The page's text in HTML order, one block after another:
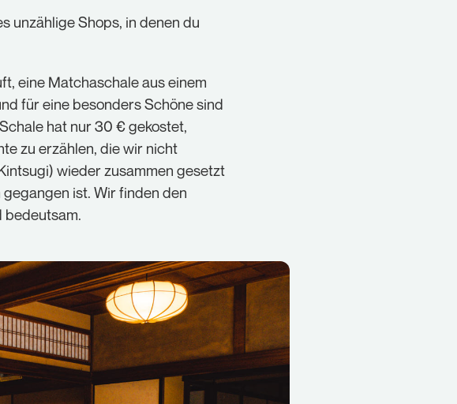
unzählige Shops, in denen du
eine Matchaschale aus einem
für eine besonders Schöne sind
hat nur 30 € gekostet,
zu erzählen, die wir nicht
wieder zusammen gesetzt
ist. Wir finden den
bedeutsam.